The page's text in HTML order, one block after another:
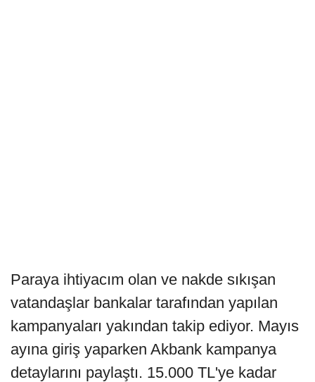
Paraya ihtiyacım olan ve nakde sıkışan
vatandaşlar bankalar tarafından yapılan
kampanyaları yakından takip ediyor. Mayıs
ayına giriş yaparken Akbank kampanya
detaylarını paylaştı. 15.000 TL'ye kadar